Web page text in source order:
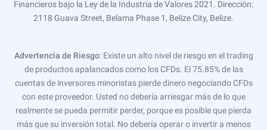
Financieros bajo la Ley de la Industria de Valores 2021. Dirección:
2118 Guava Street, Belama Phase 1, Belize City, Belize.
Advertencia de Riesgo: Existe un alto nivel de riesgo en el trading
de productos apalancados como los CFDs. El 75.85% de las
cuentas de inversores minoristas pierde dinero negociando CFDs
con este proveedor. Usted no debería arriesgar más de lo que
realmente se pueda permitir perder, porque es posible que pierda
más que su inversión total. No debería operar o invertir a menos